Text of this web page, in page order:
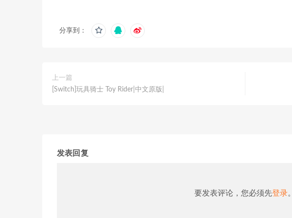
分享到：
上一篇
[Switch]玩具骑士 Toy Rider|中文原版|
发表回复
要发表评论，您必须先登录。